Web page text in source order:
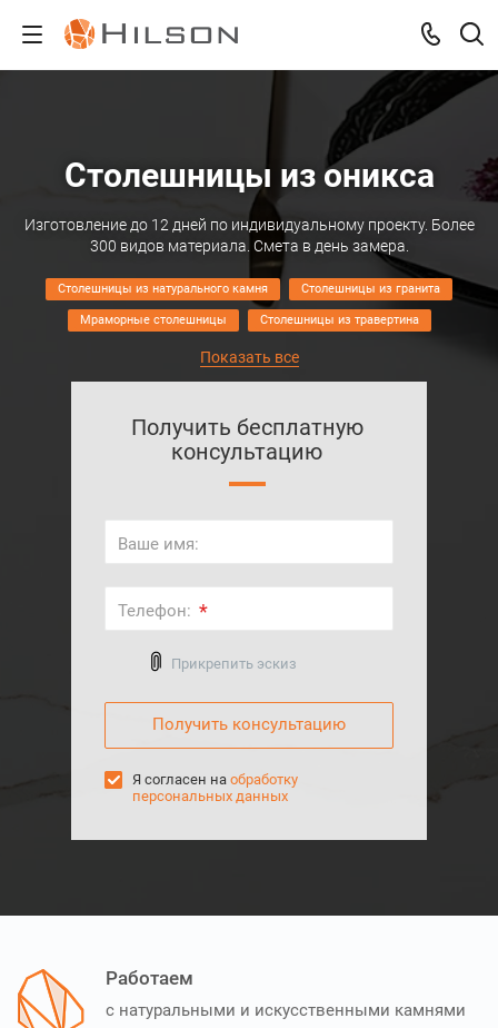
Столешницы из оникса
Изготовление до 12 дней по индивидуальному проекту. Более
300 видов материала. Смета в день замера.
Столешницы из натурального камня Столешницы из гранита
Мраморные столешницы Столешницы из травертина
Столешница для ванной из акрила Фартуки из искусственного камня
Столешницы из кварцита Раковины из оникса
Столешницы из сланца
Получить бесплатную
консультацию
Ваше имя:
Телефон: *
Прикрепить эскиз
Выберите файл
Я согласен на обработку
персональных данных
Работаем
с натуральными и искусственными камнями